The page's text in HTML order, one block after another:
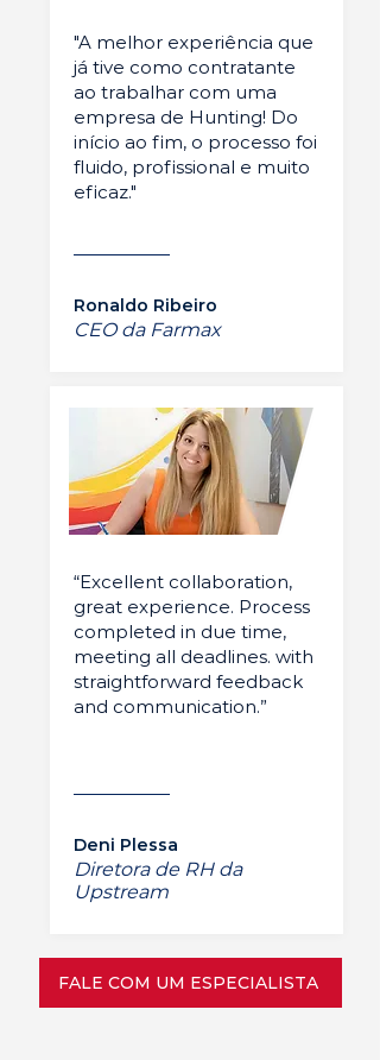
"A melhor experiência que
já tive como contratante
ao trabalhar com uma
empresa de Hunting! Do
início ao fim, o processo foi
fluido, profissional e muito
eficaz."
Ronaldo Ribeiro
CEO da Farmax
“Excellent collaboration,
great experience. Process
completed in due time,
meeting all deadlines. with
straightforward feedback
and communication.”
Deni Plessa
Diretora de RH da
Upstream
FALE COM UM ESPECIALISTA